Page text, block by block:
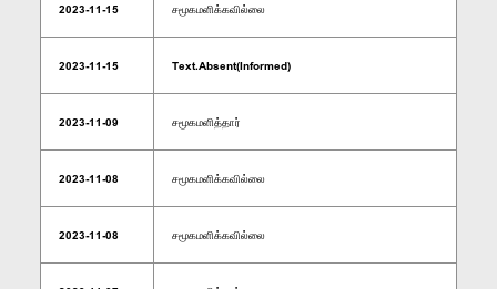
2023-11-15 சமூகமளிக்கவில்லை
2023-11-15 Text.Absent(Informed)
2023-11-09 சமூகமளித்தார்
2023-11-08 சமூகமளிக்கவில்லை
2023-11-08 சமூகமளிக்கவில்லை